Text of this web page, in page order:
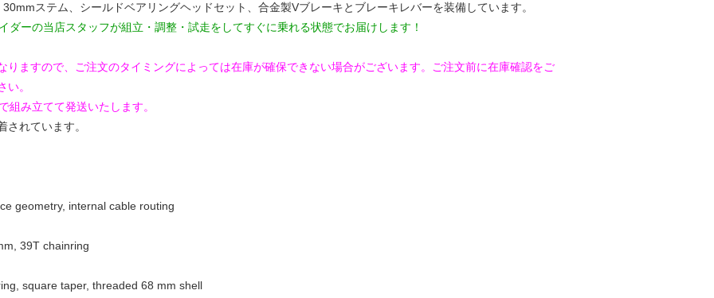
ステム、シールドベアリングヘッドセット、合金製Vブレーキとブレーキレバーを装備しています。
ーの当店スタッフが組立・調整・試走をしてすぐに乗れる状態でお届けします！
ますので、ご注文のタイミングによっては在庫が確保できない場合がございます。ご注文前に在庫確認をご
。
み立てて発送いたします。
れています。
geometry, internal cable routing
39T chainring
square taper, threaded 68 mm shell